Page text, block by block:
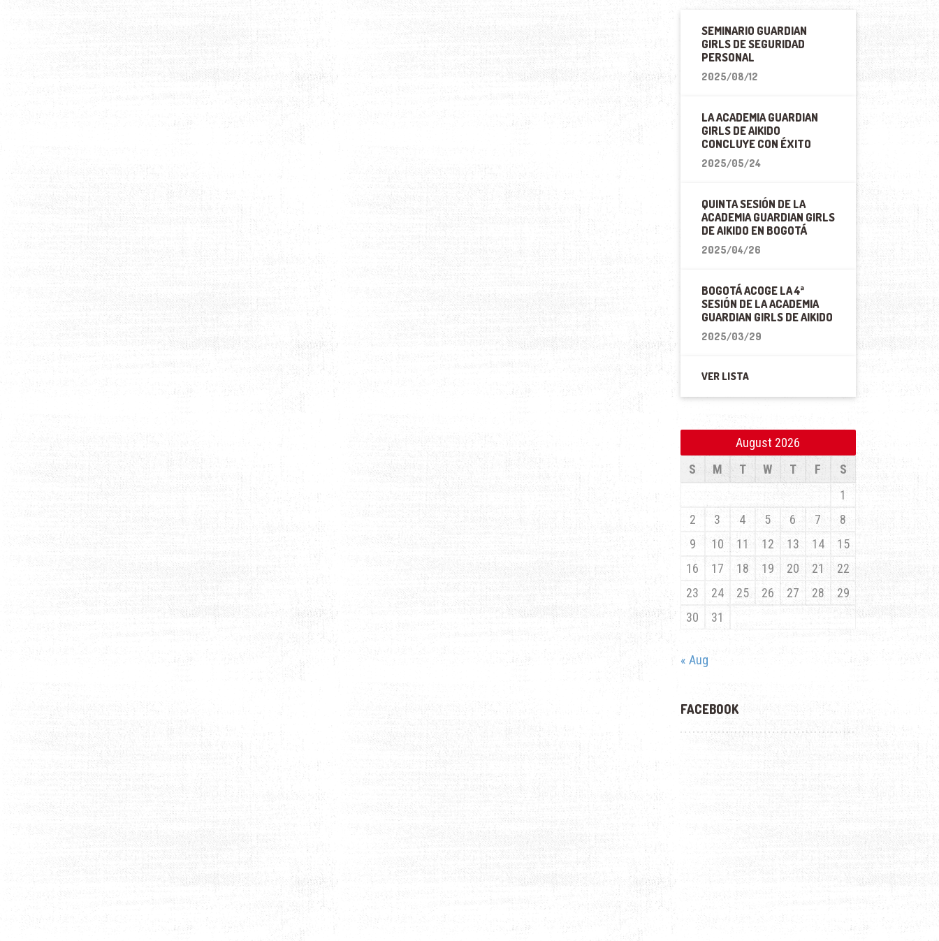
SEMINARIO GUARDIAN
GIRLS DE SEGURIDAD
PERSONAL
2025/08/12
LA ACADEMIA GUARDIAN
GIRLS DE AIKIDO
CONCLUYE CON ÉXITO
2025/05/24
QUINTA SESIÓN DE LA
ACADEMIA GUARDIAN GIRLS
DE AIKIDO EN BOGOTÁ
2025/04/26
BOGOTÁ ACOGE LA 4ª
SESIÓN DE LA ACADEMIA
GUARDIAN GIRLS DE AIKIDO
2025/03/29
VER LISTA
August 2026
S
M T W T F
S
1
2
3 4 5 6 7
8
9
10 11 12 13 14
15
16
17 18 19 20 21
22
23
24 25 26 27 28
29
30
31
« Aug
FACEBOOK